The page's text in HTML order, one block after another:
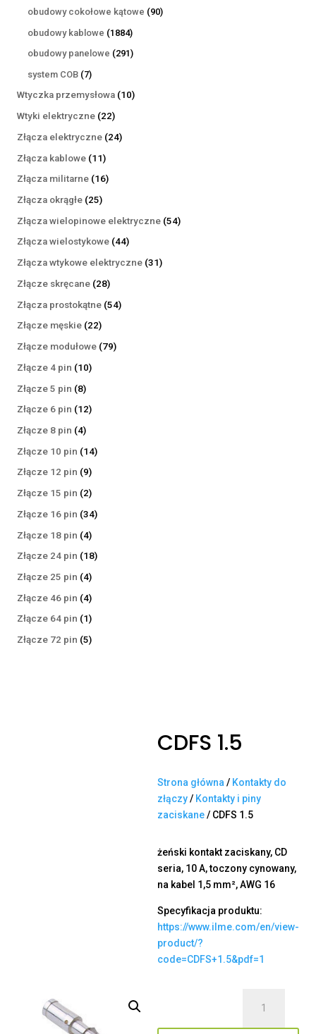
produkty
obudowy cokołowe kątowe 9090
obudowy kablowe 18841884
produkty
obudowy panelowe 291291
system COB 77
produktów
Wtyczka przemysłowa 1010
Wtyki elektryczne 2222
produkty
Złącza elektryczne 2424
Złącza kablowe 1111
produktów
Złącza militarne 1616
Złącza okrągłe 2525
produktów
Złącza wielopinowe elektryczne 5454
Złącza wielostykowe 4444
produkty
Złącza wtykowe elektryczne 3131
Złącze skręcane 2828
produktów
Złącza prostokątne 5454
Złącze męskie 2222
produkty
Złącze modułowe 7979
Złącze 4 pin 1010
Złącze 5 pin 88
produktów
Złącze 6 pin 1212
Złącze 8 pin 44
produkty
Złącze 10 pin 1414
Złącze 12 pin 99
produktów
Złącze 15 pin 22
produkty
Złącze 16 pin 3434
Złącze 18 pin 44
produkty
Złącze 24 pin 1818
Złącze 25 pin 44
produkty
Złącze 46 pin 44
produkty
Złącze 64 pin 11
produkt
Złącze 72 pin 55
CDFS 1.5
Strona główna / Kontakty do
złączy/ Kontakty i piny
zaciskane/ CDFS 1.5
żeński kontakt zaciskany, CD
seria, 10 A, toczony cynowany,
na kabel 1,5 mm², AWG 16
Specyfikacja produktu:
https://www.ilme.com/en/view-
product/?
code=CDFS+1.5&pdf=1
CDFS
1.5